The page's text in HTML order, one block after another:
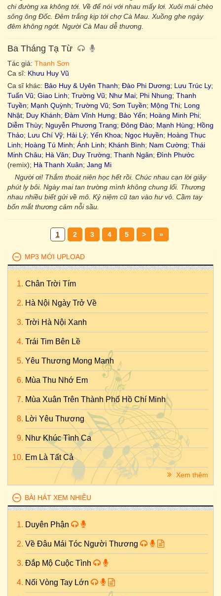
chi đường xa không tới. Về để nói với nhau mấy lơi. Xuôi mái chèo
sông ông Đốc. Đêm trắng kịp tới chợ Cà Mau. Xuồng ghe ngày
đêm không ngớt. Người Cà Mau dễ thương.
Ba Tháng Tạ Từ
Tác giả: Thanh Sơn
Ca sĩ: Khưu Huy Vũ
Ca sĩ khác: Bảo Huy & Uyên Thanh; Đào Phi Dương; Lưu Trúc Ly;
Tuấn Vũ; Giao Linh; Trường Vũ; Như Mai; Phi Nhung; Thanh
Tuyền; Mạnh Quỳnh; Trường Vũ; Sơn Tuyền; Mộng Thi; Long
Nhật; Duy Khánh; Đàm Vĩnh Hưng; Bảo Yến; Hoàng Minh Phi;
Diễm Thùy; Nguyễn Phương Trang; Đông Đào; Mạnh Hùng; Hồng
Thảo; Lưu Chí Vỹ; Hải Lý; Yến Khoa; Ngọc Huyền; Hoàng Thục
Linh; Hoàng Tú Minh; Ánh Linh; Khánh Bình; Nam Cường; Thái
Minh Châu; Hà Vân; Duy Trường; Thanh Ngân; Đình Phước
(remix); Hà Thanh Xuân; Jang Mi
Người ơi! Thắm thoát niên học hết rồi. Chúc nhau cạn lời giây
phút ly bôi. Ngày mai tan trường mình không chung lối. Thương
nhau nhiều biết gửi về mô. Kỷ niệm cũ tan vào hư vô. Cầm tay
bốn mắt thương cảm nỗi sầu.
1 2 3 4 5 > »
MP3 MỚI UPLOAD
Chân Trời Tím
Hà Nội Ngày Trở Về
Trời Hà Nội Xanh
Trái Tim Bên Lề
Yêu Thương Mong Manh
Mùa Thu Nhớ Em
Mùa Xuân Trên Thành Phố Hồ Chí Minh
Lời Yêu Thương
Như Khúc Tình Ca
Em Là Tất Cả
Xem thêm
BÀI HÁT XEM NHIỀU
Duyên Phận
Về Đâu Mái Tóc Người Thương
Đắp Mộ Cuộc Tình
Nối Vòng Tay Lớn